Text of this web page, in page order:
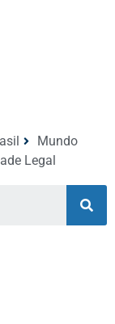
Mundo
Legal